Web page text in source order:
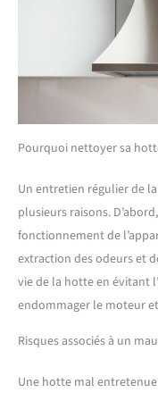
Pourquoi nettoyer sa
Un entretien régulier de
plusieurs raisons.
fonctionnement de
extraction des odeurs et
vie de la hotte en évitant
endommager le moteur
Risques associés à un
Une hotte mal